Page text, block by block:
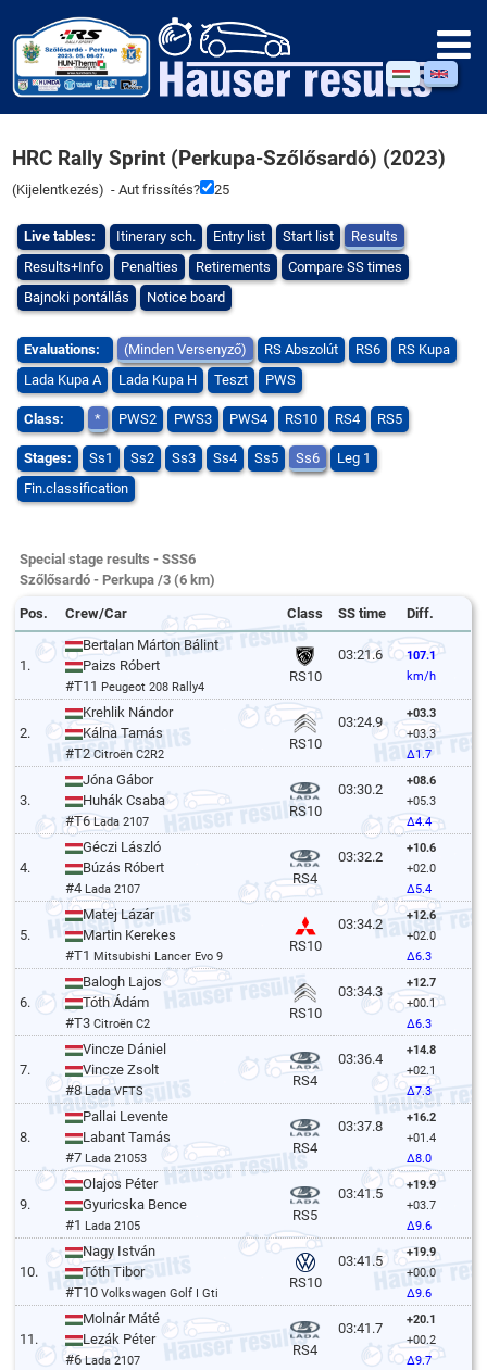
HRC Rally Sprint (Perkupa-Szőlősardó) (2023)
(Kijelentkezés) - Aut frissítés? 25
Live tables: Itinerary sch. Entry list Start list
Results
Results+Info
Penalties Retirements
Compare SS times
Bajnoki pontállás
Notice board
Evaluations: (Minden Versenyző) RS Abszolút RS6
RS Kupa
Lada Kupa A
Lada Kupa H Teszt PWS
Class: * PWS2 PWS3 PWS4 RS10 RS4 RS5
Stages: Ss1 Ss2 Ss3 Ss4 Ss5 Ss6
Leg 1
Fin.classification
Special stage results - SSS6
Szőlősardó - Perkupa /3 (6 km)
Pos. Crew/Car Class SS time Diff.
1.
Bertalan Márton Bálint
Paizs Róbert
#T11 Peugeot 208 Rally4
RS10
03:21.6
107.1
km/h
2.
Krehlik Nándor
Kálna Tamás
#T2Citroën C2R2
RS10
03:24.9
+03.3
+03.3
Δ1.7
3.
Jóna Gábor
Huhák Csaba
#T6Lada 2107
RS10
03:30.2
+08.6
+05.3
Δ4.4
4.
Géczi László
Búzás Róbert
#4 Lada 2107
RS4
03:32.2
+10.6
+02.0
Δ5.4
5.
Matej Lázár
Martin Kerekes
#T1 Mitsubishi Lancer Evo 9
RS10
03:34.2
+12.6
+02.0
Δ6.3
6.
Balogh Lajos
Tóth Ádám
#T3Citroën C2
RS10
03:34.3
+12.7
+00.1
Δ6.3
7.
Vincze Dániel
Vincze Zsolt
#8Lada VFTS
RS4
03:36.4
+14.8
+02.1
Δ7.3
8.
Pallai Levente
Labant Tamás
#7 Lada 21053
RS4
03:37.8
+16.2
+01.4
Δ8.0
9.
Olajos Péter
Gyuricska Bence
#1 Lada 2105
RS5
03:41.5
+19.9
+03.7
Δ9.6
10.
Nagy István
Tóth Tibor
#T10Volkswagen Golf I Gti
RS10
03:41.5
+19.9
+00.0
Δ9.6
11.
Molnár Máté
Lezák Péter
#6Lada 2107
RS4
03:41.7
+20.1
+00.2
Δ9.7